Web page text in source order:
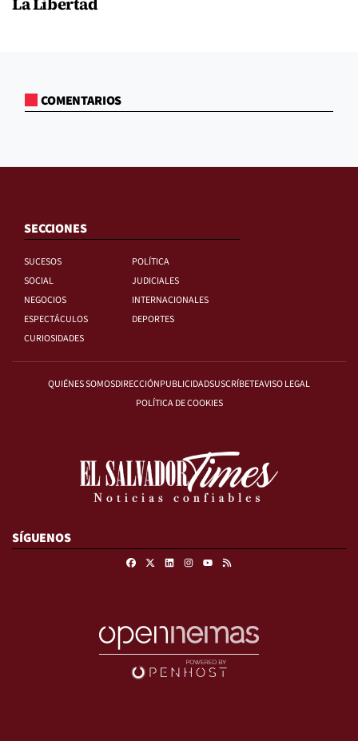
COMENTARIOS
SECCIONES
SUCESOS
POLÍTICA
SOCIAL
JUDICIALES
NEGOCIOS
INTERNACIONALES
ESPECTÁCULOS
DEPORTES
CURIOSIDADES
QUIÉNES SOMOSDIRECCIÓNPUBLICIDADSUSCRÍBETEAVISO LEGAL
POLÍTICA DE COOKIES
SÍGUENOS
FacebookLinkedinInstagram